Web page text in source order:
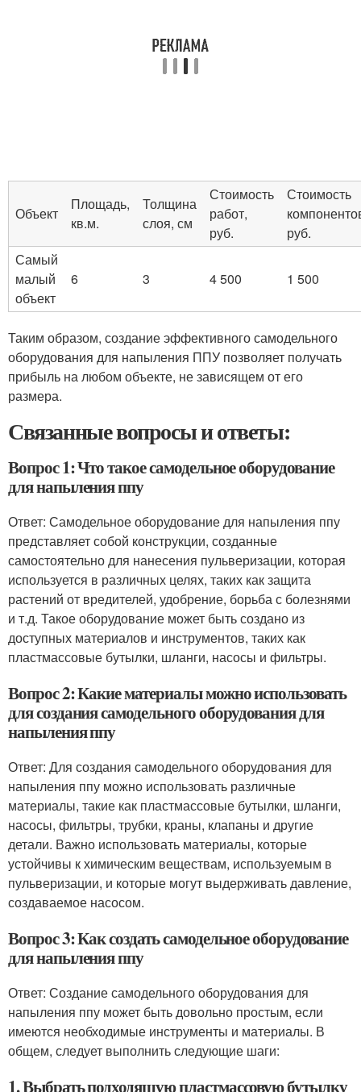
Объект
Площадь,
кв.м.
Толщина
слоя, см
Стоимость
работ,
руб.
Стоимость
руб.
Самый
малый
объект
6 3 4 500 1 500
Таким образом, создание эффективного самодельного
оборудования для напыления ППУ позволяет получать
прибыль на любом объекте, не зависящем от его
размера.
Связанные вопросы и ответы:
Вопрос 1: Что такое самодельное оборудование
для напыления ппу
Ответ: Самодельное оборудование для напыления ппу
представляет собой конструкции, созданные
самостоятельно для нанесения пульверизации, которая
используется в различных целях, таких как защита
растений от вредителей, удобрение, борьба с болезнями
и т.д. Такое оборудование может быть создано из
доступных материалов и инструментов, таких как
пластмассовые бутылки, шланги, насосы и фильтры.
Вопрос 2: Какие материалы можно использовать
для создания самодельного оборудования для
напыления ппу
Ответ: Для создания самодельного оборудования для
напыления ппу можно использовать различные
материалы, такие как пластмассовые бутылки, шланги,
насосы, фильтры, трубки, краны, клапаны и другие
детали. Важно использовать материалы, которые
устойчивы к химическим веществам, используемым в
пульверизации, и которые могут выдерживать давление,
создаваемое насосом.
Вопрос 3: Как создать самодельное оборудование
для напыления ппу
Ответ: Создание самодельного оборудования для
напыления ппу может быть довольно простым, если
имеются необходимые инструменты и материалы. В
общем, следует выполнить следующие шаги:
1. Выбрать подходящую пластмассовую бутылку